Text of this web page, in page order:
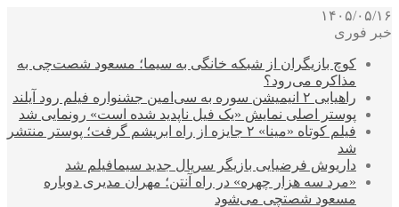
۱۴۰۵/۰۵/۱۶
خبر فوری
کوچ بازیگران از شبکه خانگی به سیما؛ مسعود شصت‌چی به
مذاکره می‌رود؟
راهیابی ۲ انیمیشن سوره به سی‌امین جشنواره فیلم رود آیلند
پوستر اصلی نمایش «یک فیل ناپدید شده است» رونمایی شد
فیلم کوتاه «مینا» ۲ جایزه از راه ابریشم گرفت؛ پوستر منتشر
شد
داریوش فرضیایی بازیگر سریال جدید سیمافیلم شد
«مرد سه هزار چهره» در راه آنتن؛ مهران مدیری دوباره
مسعود شصتچی می‌شود